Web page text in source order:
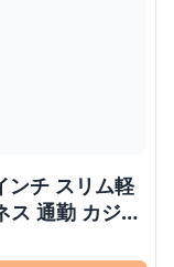
チ スリム軽
ス 通勤 カジュ